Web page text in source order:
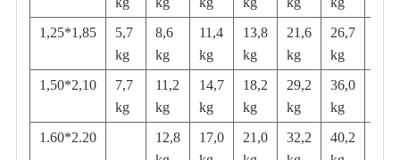
1,25*1,85
5,7
kg
8,6
kg
11,4
kg
13,8
kg
21,6
kg
26,7
kg
1,50*2,10
7,7
kg
11,2
kg
14,7
kg
18,2
kg
29,2
kg
36,0
kg
1.60*2.20
12,8
17,0
21,0
32,2
40,2